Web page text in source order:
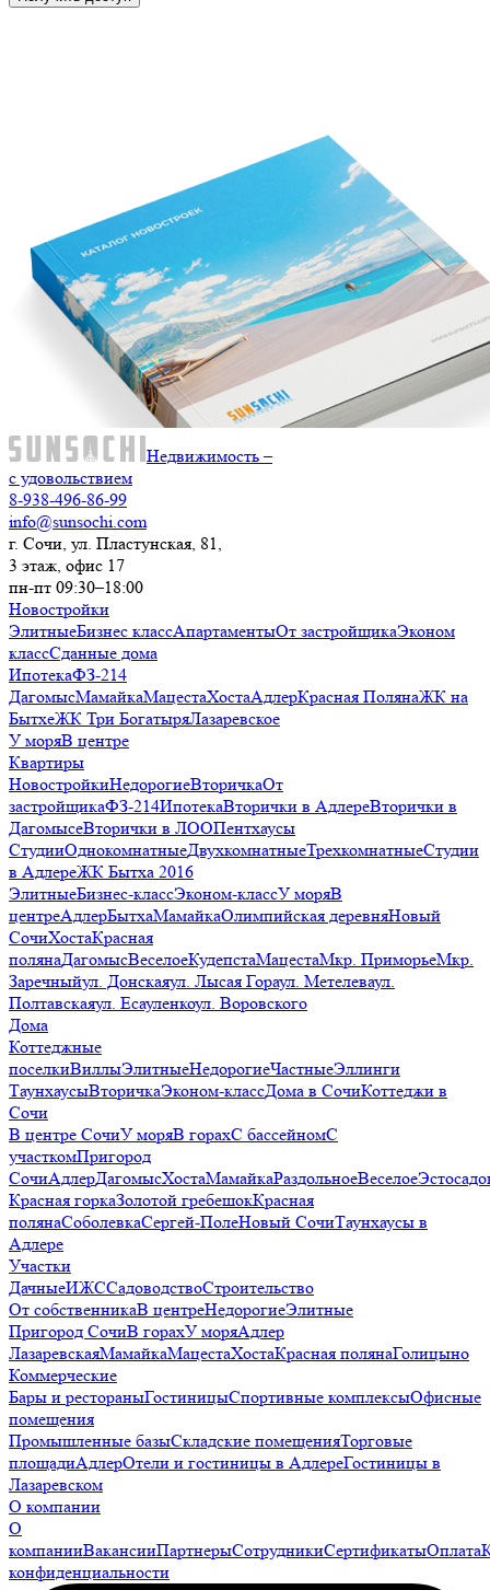
Недвижимость –
с удовольствием
8-938-496-86-99
info@sunsochi.com
г. Сочи, ул. Пластунская, 81,
3 этаж, офис 17
пн-пт 09:30–18:00
Новостройки
ЭлитныеБизнес классАпартаментыОт застройщикаЭконом
классСданные дома
ИпотекаФЗ-214
ДагомысМамайкаМацестаХостаАдлерКрасная ПолянаЖК на
БытхеЖК Три БогатыряЛазаревское
У моряВ центре
Квартиры
НовостройкиНедорогиеВторичкаОт
застройщикаФЗ-214ИпотекаВторички в АдлереВторички в
ДагомысеВторички в ЛООПентхаусы
СтудииОднокомнатныеДвухкомнатныеТрехкомнатныеСтудии
в АдлереЖК Бытха 2016
ЭлитныеБизнес-классЭконом-классУ моряВ
центреАдлерБытхаМамайкаОлимпийская деревняНовый
СочиХостаКрасная
полянаДагомысВеселоеКудепстаМацестаМкр. ПриморьеМкр.
Заречныйул. Донскаяул. Лысая Гораул. Метелеваул.
Полтавскаяул. Есауленкоул. Воровского
Дома
Коттеджные
поселкиВиллыЭлитныеНедорогиеЧастныеЭллинги
ТаунхаусыВторичкаЭконом-классДома в СочиКоттеджи в
Сочи
В центре СочиУ моряВ горахС бассейномС
участкомПригород
СочиАдлерДагомысХостаМамайкаРаздольноеВеселое
Красная горкаЗолотой гребешокКрасная
полянаСоболевкаСергей-ПолеНовый СочиТаунхаусы в
Адлере
Участки
ДачныеИЖССадоводствоСтроительство
От собственникаВ центреНедорогиеЭлитные
Пригород СочиВ горахУ моряАдлер
ЛазаревскаяМамайкаМацестаХостаКрасная полянаГолицыно
Коммерческие
Бары и рестораныГостиницыСпортивные комплексыОфисные
помещения
Промышленные базыСкладские помещенияТорговые
площадиАдлерОтели и гостиницы в АдлереГостиницы в
Лазаревском
О компании
О
компанииВакансииПартнерыСотрудникиСертификатыОплата
конфиденциальности